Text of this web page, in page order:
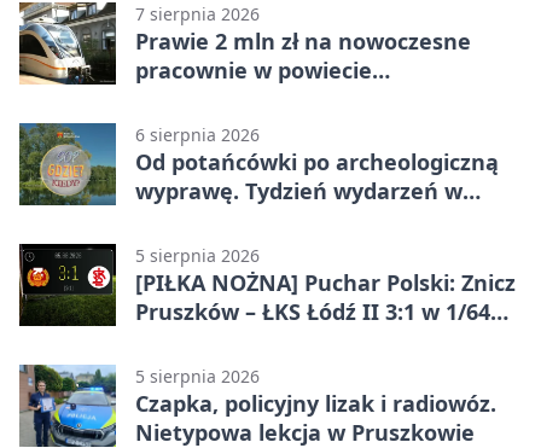
7 sierpnia 2026
Prawie 2 mln zł na nowoczesne
pracownie w powiecie
6 sierpnia 2026
Od potańcówki po archeologiczną
wyprawę. Tydzień wydarzeń w
5 sierpnia 2026
[PIŁKA NOŻNA] Puchar Polski: Znicz
Pruszków – ŁKS Łódź II 3:1 w 1/64
5 sierpnia 2026
Czapka, policyjny lizak i radiowóz.
Nietypowa lekcja w Pruszkowie